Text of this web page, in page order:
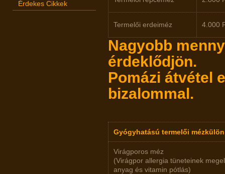
Érdekes Cikkek
Termelői erdeiméz 4.000
Nagyobb
érdeklődjön.
Pomázi átvétel
bizalommal.
Gyógyhatású termelői
Virágporos méz
(Virágpor allergia tüneteinek
anyag és vitamin pótlás)